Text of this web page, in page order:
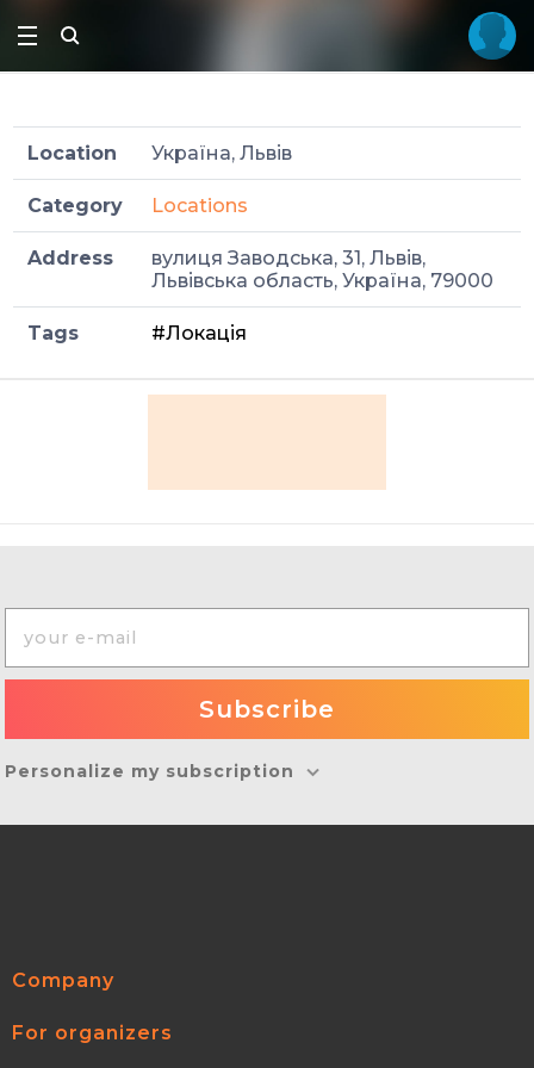
Location Україна, Львів
Category Locations
Address
вулиця Заводська, 31, Львів,
Львівська область, Україна, 79000
Tags #Локація
Personalize my subscription
Company
For organizers